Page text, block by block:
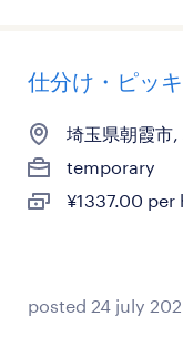
仕分け・ピッ
埼玉県朝霞市,
temporary
¥1337.00 per
posted 24 july